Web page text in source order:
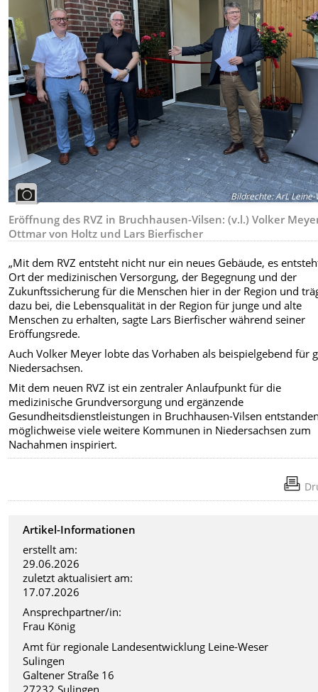
Bildrechte:ArL Leine-
Eröffnung des RVZ in Bruchhausen-Vilsen: (v.l.) Volker
Ottmar von Holtz und Lars Bierfischer
„Mit dem RVZ entsteht nicht nur ein neues Gebäude, es
Ort der medizinischen Versorgung, der Begegnung und der
Zukunftssicherung für die Menschen hier in der Region und
dazu bei, die Lebensqualität in der Region für junge und alte
Menschen zu erhalten, sagte Lars Bierfischer während seiner
Eröffungsrede.
Auch Volker Meyer lobte das Vorhaben als beispielgebend für
Niedersachsen.
Mit dem neuen RVZ ist ein zentraler Anlaufpunkt für die
medizinische Grundversorgung und ergänzende
Gesundheitsdienstleistungen in Bruchhausen-Vilsen
möglichweise viele weitere Kommunen in Niedersachsen zum
Nachahmen inspiriert.
Artikel-Informationen
erstellt am:
29.06.2026
zuletzt aktualisiert am:
17.07.2026
Ansprechpartner/in:
Frau König
Amt für regionale Landesentwicklung Leine-Weser
Sulingen
Galtener Straße 16
27232 Sulingen